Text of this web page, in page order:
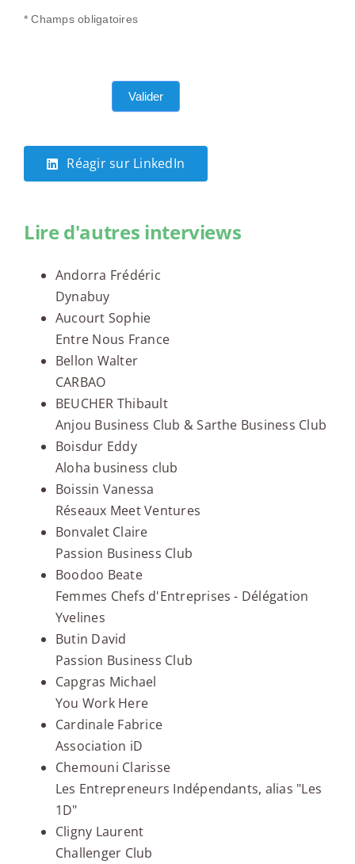
* Champs obligatoires
Valider
Réagir sur LinkedIn
Lire d'autres interviews
Andorra Frédéric
Dynabuy
Aucourt Sophie
Entre Nous France
Bellon Walter
CARBAO
BEUCHER Thibault
Anjou Business Club & Sarthe Business Club
Boisdur Eddy
Aloha business club
Boissin Vanessa
Réseaux Meet Ventures
Bonvalet Claire
Passion Business Club
Boodoo Beate
Femmes Chefs d'Entreprises - Délégation
Yvelines
Butin David
Passion Business Club
Capgras Michael
You Work Here
Cardinale Fabrice
Association iD
Chemouni Clarisse
Les Entrepreneurs Indépendants, alias "Les
1D"
Cligny Laurent
Challenger Club